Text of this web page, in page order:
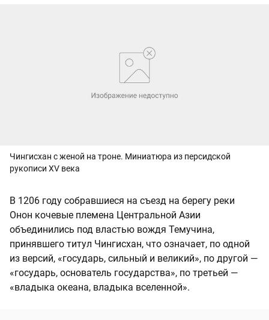
Чингисхан с женой на троне. Миниатюра из персидской
рукописи XV века
В 1206 году собравшиеся на съезд на берегу реки
Онон кочевые племена Центральной Азии
объединились под властью вождя Темучина,
принявшего титул Чингисхан, что означает, по одной
из версий, «государь, сильный и великий», по другой —
«государь, основатель государства», по третьей —
«владыка океана, владыка вселенной».